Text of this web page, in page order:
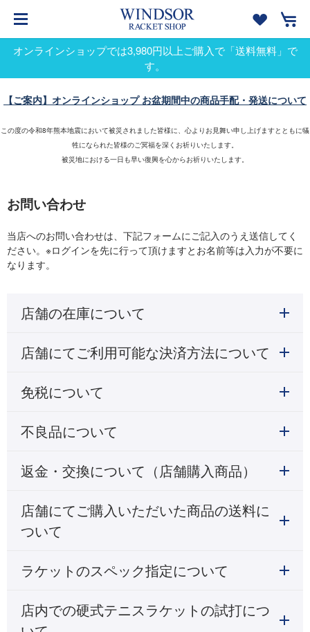
オンラインショップでは3,980円以上ご購入で「送料無料」で
す。
【ご案内】オンラインショップ お盆期間中の商品手配・発送について
この度の令和8年熊本地震において被災されました皆様に、心よりお見舞い申し上げますとともに犠
牲になられた皆様のご冥福を深くお祈りいたします。
被災地における一日も早い復興を心からお祈りいたします。
お問い合わせ
当店へのお問い合わせは、下記フォームにご記入のうえ送信してく
ださい。※ログインを先に行って頂けますとお名前等は入力が不要に
なります。
店舗の在庫について
店舗にてご利用可能な決済方法について
免税について
不良品について
返金・交換について（店舗購入商品）
店舗にてご購入いただいた商品の送料に
ついて
ラケットのスペック指定について
店内での硬式テニスラケットの試打につ